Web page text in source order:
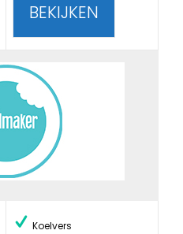
BEKIJKEN
Koelvers